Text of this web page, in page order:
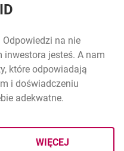
Odpowiedzi na nie
inwestora jesteś. A nam
które odpowiadają
i doświadczeniu
adekwatne.
WIĘCEJ
O ANKIECIE